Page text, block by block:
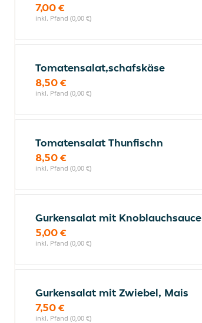
7,00 €
inkl. Pfand (0,00 €)
Tomatensalat,schafskäse
8,50 €
inkl. Pfand (0,00 €)
Tomatensalat Thunfischn
8,50 €
inkl. Pfand (0,00 €)
Gurkensalat mit Knoblauchsauce
5,00 €
inkl. Pfand (0,00 €)
Gurkensalat mit Zwiebel, Mais
7,50 €
inkl. Pfand (0,00 €)